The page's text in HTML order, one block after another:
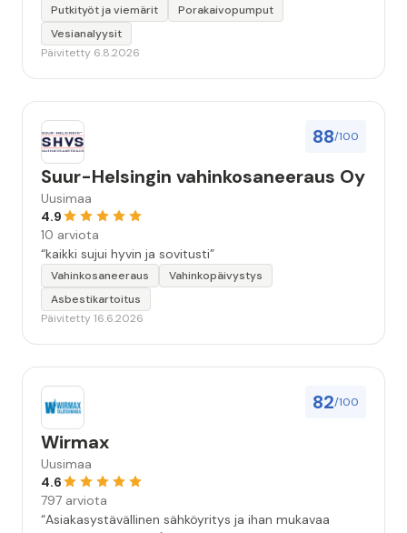
Putkityöt ja viemärit
Porakaivopumput
Vesianalyysit
Päivitetty 6.8.2026
88/100
Suur-Helsingin vahinkosaneeraus Oy
Uusimaa
4.9
10 arviota
“kaikki sujui hyvin ja sovitusti”
Vahinkosaneeraus
Vahinkopäivystys
Asbestikartoitus
Päivitetty 16.6.2026
82/100
Wirmax
Uusimaa
4.6
797 arviota
“Asiakasystävällinen sähköyritys ja ihan mukavaa